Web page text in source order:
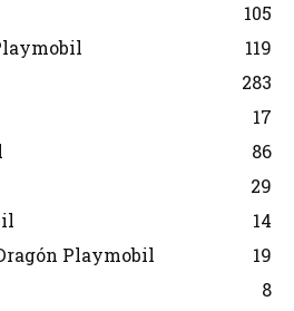
105
119
283
17
86
29
14
Playmobil
19
8